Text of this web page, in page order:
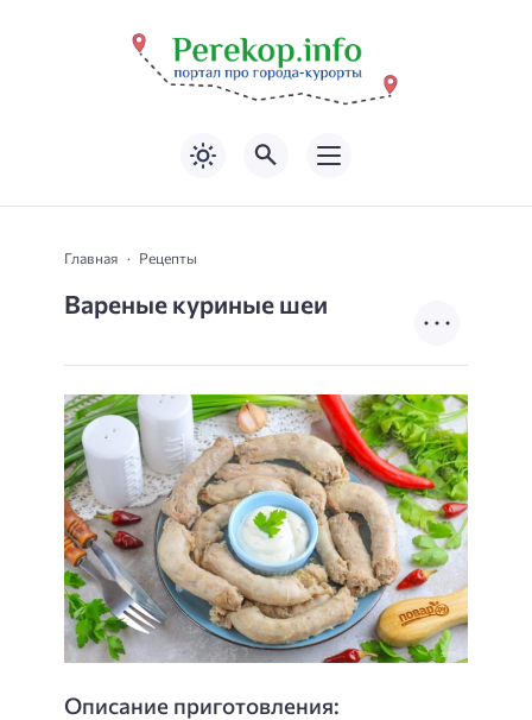
Главная Рецепты
Вареные куриные шеи
Описание приготовления: